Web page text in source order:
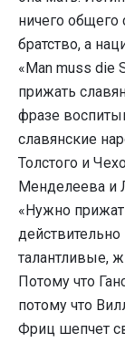
ничего общего
братство, а
«Man muss die
прижать
фразе
славянские
Толстого и
Менделеева и
«Нужно
талантливые,
Потому что
потому что
Фриц шепчет